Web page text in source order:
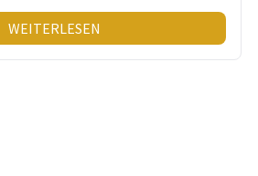
WEITERLESEN